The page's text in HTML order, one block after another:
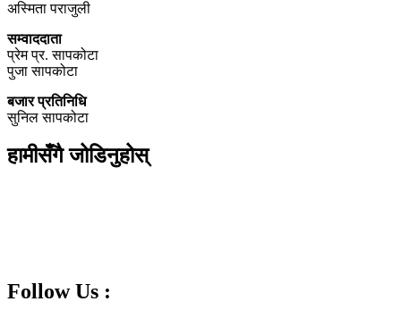
अस्मिता पराजुली
सम्वाददाता
प्रेम प्र. सापकोटा
पुजा सापकोटा
बजार प्रतिनिधि
सुनिल सापकोटा
हामीसँगै जोडिनुहोस्
Follow Us :